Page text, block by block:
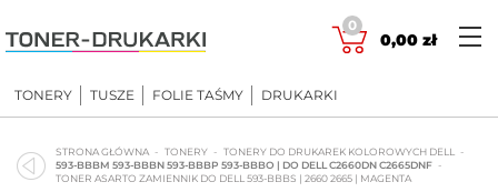
to
content
0
0,00 zł
TONERY TUSZE FOLIE TAŚMY DRUKARKI
STRONA GŁÓWNA TONERY
TONERY DO DRUKAREK KOLOROWYCH DELL
593-BBBM 593-BBBN 593-BBBP 593-BBBO | DO DELL C2660DN C2665DNF
TONER ASARTO ZAMIENNIK DO DELL 593-BBBS | 2660 2665 | MAGENTA